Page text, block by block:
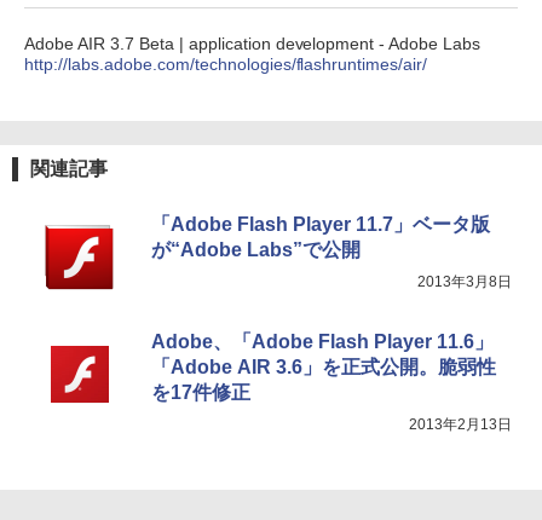
Adobe AIR 3.7 Beta | application development - Adobe Labs
http://labs.adobe.com/technologies/flashruntimes/air/
関連記事
「Adobe Flash Player 11.7」ベータ版
が“Adobe Labs”で公開
2013年3月8日
Adobe、「Adobe Flash Player 11.6」
「Adobe AIR 3.6」を正式公開。脆弱性
を17件修正
2013年2月13日